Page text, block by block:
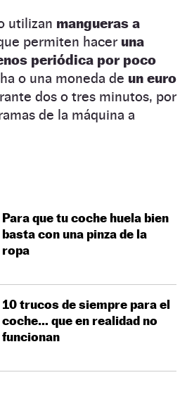
utilizan mangueras a
permiten hacer una
periódica por poco
o una moneda de un euro
dos o tres minutos, por
de la máquina a
Para que tu coche huela bien
basta con una pinza de la
ropa
10 trucos de siempre para el
coche… que en realidad no
funcionan